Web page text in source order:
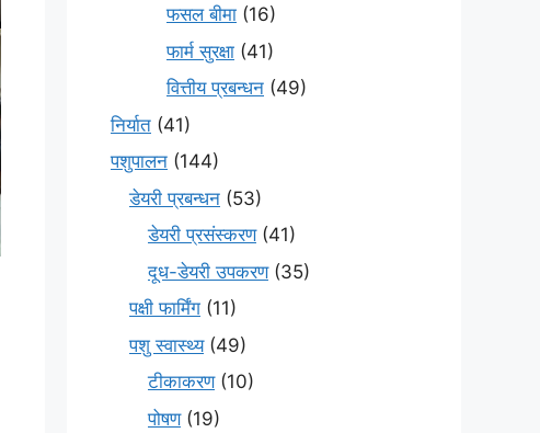
फसल बीमा (16)
फार्म सुरक्षा (41)
वित्तीय प्रबन्धन (49)
निर्यात (41)
पशुपालन (144)
डेयरी प्रबन्धन (53)
डेयरी प्रसंस्करण(41)
दूध-डेयरी उपकरण(35)
पक्षी फार्मिंग (11)
पशु स्वास्थ्य(49)
टीकाकरण(10)
पोषण(19)